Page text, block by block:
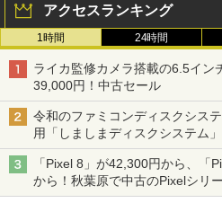
アクセスランキング
1時間 24時間
ライカ監修カメラ搭載の6.5イン
39,000円！中古セール
令和のファミコンディスクシス
用「しましまディスクシステム」
「Pixel 8」が42,300円から、「
から！秋葉原で中古のPixelシリ